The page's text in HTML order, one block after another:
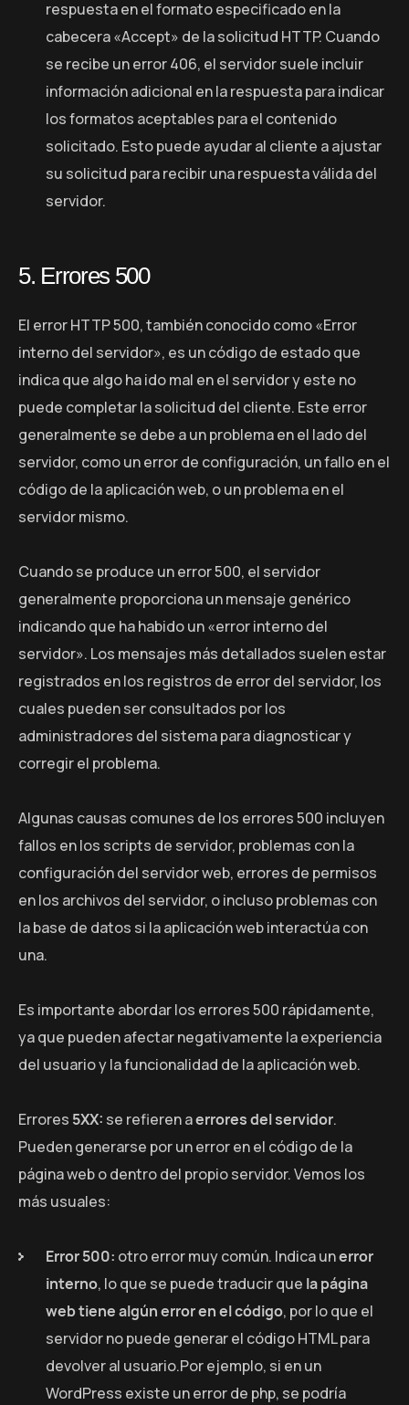
respuesta en el formato especificado en la
cabecera «Accept» de la solicitud HTTP. Cuando
se recibe un error 406, el servidor suele incluir
información adicional en la respuesta para indicar
los formatos aceptables para el contenido
solicitado. Esto puede ayudar al cliente a ajustar
su solicitud para recibir una respuesta válida del
servidor.
5. Errores 500
El error HTTP 500, también conocido como «Error
interno del servidor», es un código de estado que
indica que algo ha ido mal en el servidor y este no
puede completar la solicitud del cliente. Este error
generalmente se debe a un problema en el lado del
servidor, como un error de configuración, un fallo en el
código de la aplicación web, o un problema en el
servidor mismo.
Cuando se produce un error 500, el servidor
generalmente proporciona un mensaje genérico
indicando que ha habido un «error interno del
servidor». Los mensajes más detallados suelen estar
registrados en los registros de error del servidor, los
cuales pueden ser consultados por los
administradores del sistema para diagnosticar y
corregir el problema.
Algunas causas comunes de los errores 500 incluyen
fallos en los scripts de servidor, problemas con la
configuración del servidor web, errores de permisos
en los archivos del servidor, o incluso problemas con
la base de datos si la aplicación web interactúa con
una.
Es importante abordar los errores 500 rápidamente,
ya que pueden afectar negativamente la experiencia
del usuario y la funcionalidad de la aplicación web.
Errores 5XX: se refieren aerrores del servidor.
Pueden generarse por un error en el código de la
página web o dentro del propio servidor. Vemos los
más usuales:
Error 500: otro error muy común. Indica unerror
interno, lo que se puede traducir que la página
web tiene algún error en el código, por lo que el
servidor no puede generar el código HTML para
devolver al usuario.Por ejemplo, si en un
WordPress existe un error de php, se podría